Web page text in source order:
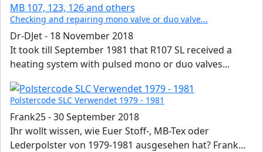
Checking and repairing mono valve or duo valve...
Dr-DJet- 18 November 2018
It took till September 1981 that R107 SL received a
heating system with pulsed mono or duo valves...
Polstercode SLC Verwendet 1979 - 1981
Frank25-30 September 2018
Ihr wollt wissen, wie Euer Stoff-, MB-Tex oder
Lederpolster von 1979-1981 ausgesehen hat? Frank...